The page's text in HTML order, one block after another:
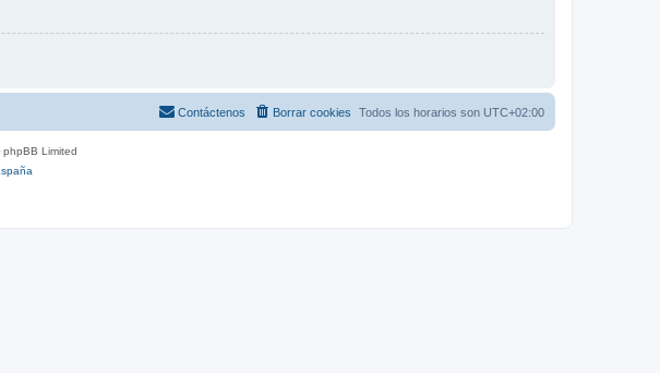
Todos los horarios son UTC+02:00
Borrar cookies
Contáctenos
Limited